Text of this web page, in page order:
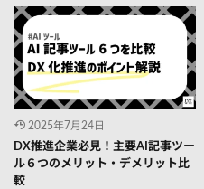
2025年7月24日
DX推進企業必見！主要AI記事ツー
ル６つのメリット・デメリット比
較